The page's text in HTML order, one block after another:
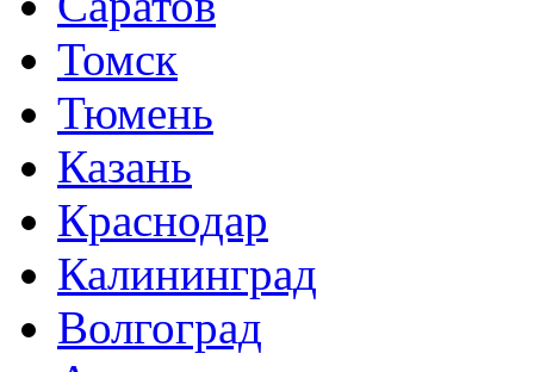
Томск
Тюмень
Казань
Краснодар
Калининград
Волгоград